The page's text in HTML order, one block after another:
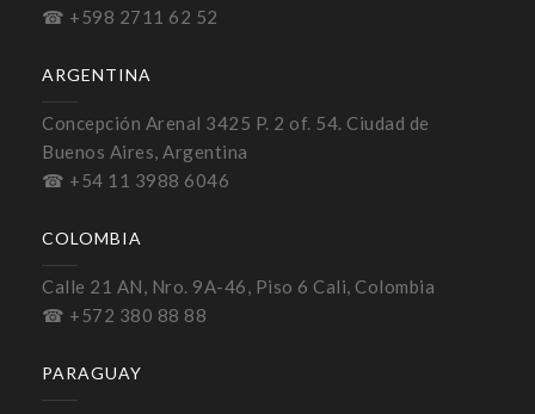
☎ +598 2711 62 52
ARGENTINA
Concepción Arenal 3425 P. 2 of. 54. Ciudad de
Buenos Aires, Argentina
☎ +54 11 3988 6046
COLOMBIA
Calle 21 AN, Nro. 9A-46, Piso 6 Cali, Colombia
☎ +572 380 88 88
PARAGUAY